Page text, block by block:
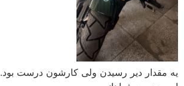
یه مقدار دیر رسیدن ولی کارشون درست بود.